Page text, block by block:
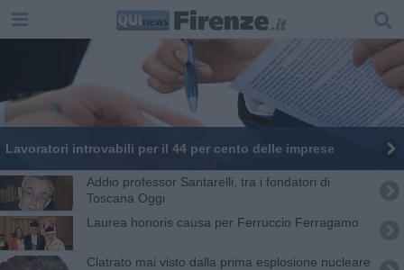
Lavoratori introvabili per il 44 per cento delle imprese
Addio professor Santarelli, tra i fondatori di
Toscana Oggi
Laurea honoris causa per Ferruccio Ferragamo
Clatrato mai visto dalla prima esplosione nucleare